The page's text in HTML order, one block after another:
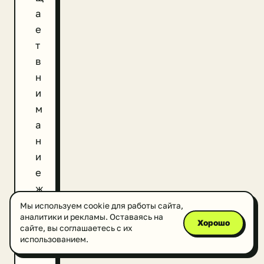
а
е
т
в
н
и
м
а
н
и
е
ж
и
т
е
л
Мы используем cookie для работы сайта,
аналитики и рекламы. Оставаясь на
сайте, вы соглашаетесь с их
использованием.
Хорошо